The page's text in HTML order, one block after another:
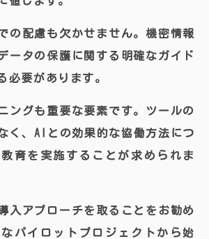
の配慮も欠かせません。機密情報
ータの保護に関する明確なガイド
必要があります。
ングも重要な要素です。ツールの
く、AIとの効果的な協働方法につ
育を実施することが求められま
入アプローチを取ることをお勧め
パイロットプロジェクトから始